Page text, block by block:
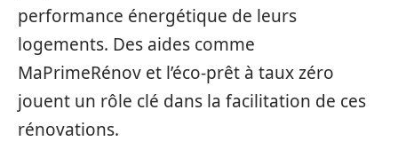
performance énergétique de leurs
logements. Des aides comme
MaPrimeRénov et l’éco-prêt à taux zéro
jouent un rôle clé dans la facilitation de ces
rénovations.